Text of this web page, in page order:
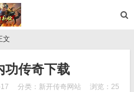
文
功传奇下载
分类： 新开传奇网站
浏览：25